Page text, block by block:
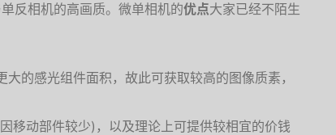
反相机的高画质。微单相机的优点大家已经不陌生
的感光组件面积，故此可获取较高的图像质素，
移动部件较少)，以及理论上可提供较相宜的价钱